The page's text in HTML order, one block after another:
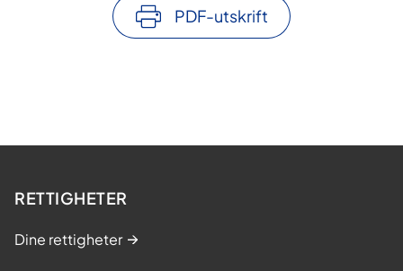
PDF-utskrift
RETTIGHETER
Dine rettigheter